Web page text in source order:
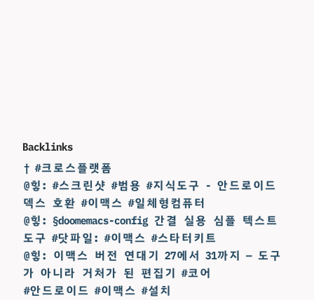
Backlinks
† #크로스플랫폼
@힣: #스크린샷 #범용 #지식도구 - 안드로이드
덱스 호환 #이맥스 #일체형컴퓨터
@힣: §doomemacs-config 간결 실용 심플 텍스트
도구 #닷파일: #이맥스 #스타터키트
@힣: 이맥스 버전 연대기 27에서 31까지 — 도구
가 아니라 거처가 된 편집기 #코어
#안드로이드 #이맥스 #설치